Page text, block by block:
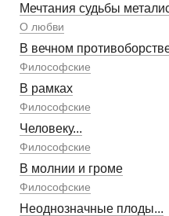
Мечтания судьбы
О любви
В вечном
Философские
В рамках
Философские
Человеку...
Философские
В молнии и громе
Философские
Неоднозначные плоды...